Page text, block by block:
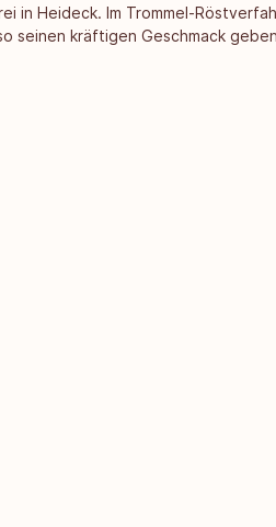
in Heideck. Im Trommel-
seinen kräftigen Geschmack